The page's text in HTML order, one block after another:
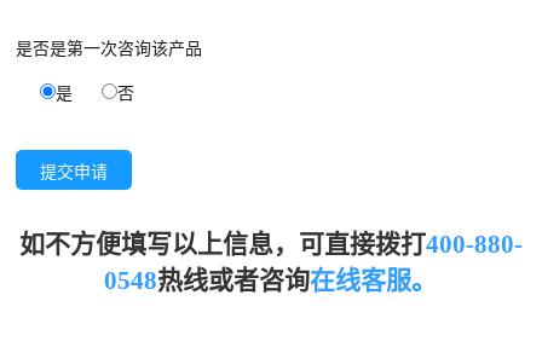
是否是第一次咨询该产品
是 否
提交申请
如不方便填写以上信息，可直接拨打400-880-
0548热线或者咨询在线客服。